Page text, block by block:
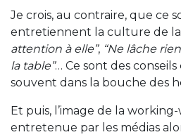
Je crois, au contraire, que ce
entretiennent la culture de la
attention à elle”, “Ne lâche
la table”… Ce sont des
souvent dans la bouche des
Et puis, l’image de la
entretenue par les médias